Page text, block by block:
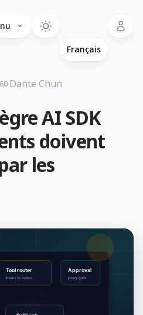
AI SDK
doivent
les
·Dante Chun